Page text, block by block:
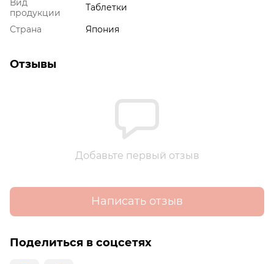
Вид
продукции
Таблетки
Страна
Япония
Отзывы
Добавьте первый отзыв
Написать отзыв
Поделиться в соцсетях